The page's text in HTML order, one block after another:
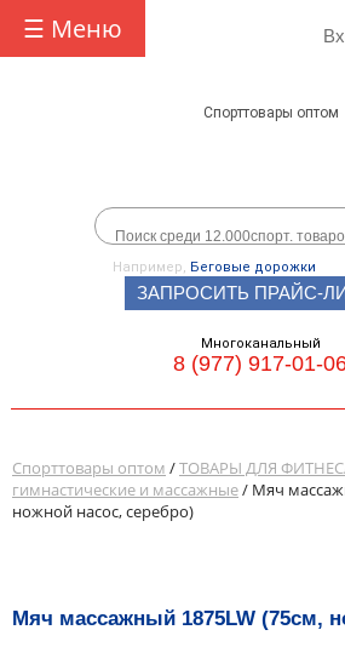
☰ Меню
Спорттовары оптом
Например, Беговые дорожки
ЗАПРОСИТЬ ПРАЙС-
Многоканальный
8 (977) 917-01-
Спорттовары оптом /ТОВАРЫ ДЛЯ
гимнастические и массажные/ Мяч
ножной насос, серебро)
Мяч массажный 1875LW (75см,